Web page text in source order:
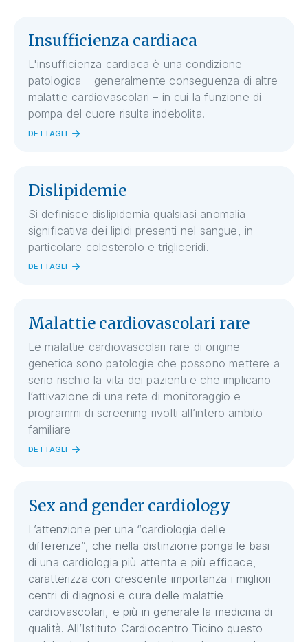
Insufficienza cardiaca
L'insufficienza cardiaca è una condizione
patologica – generalmente conseguenza di altre
malattie cardiovascolari – in cui la funzione di
pompa del cuore risulta indebolita.
DETTAGLI
Dislipidemie
Si definisce dislipidemia qualsiasi anomalia
significativa dei lipidi presenti nel sangue, in
particolare colesterolo e trigliceridi.
DETTAGLI
Malattie cardiovascolari rare
Le malattie cardiovascolari rare di origine
genetica sono patologie che possono mettere a
serio rischio la vita dei pazienti e che implicano
l’attivazione di una rete di monitoraggio e
programmi di screening rivolti all’intero ambito
familiare
DETTAGLI
Sex and gender cardiology
L’attenzione per una “cardiologia delle
differenze”, che nella distinzione ponga le basi
di una cardiologia più attenta e più efficace,
caratterizza con crescente importanza i migliori
centri di diagnosi e cura delle malattie
cardiovascolari, e più in generale la medicina di
qualità. All’Istituto Cardiocentro Ticino questo